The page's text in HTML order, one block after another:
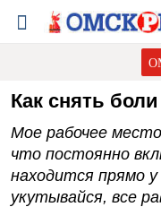
Как снять
Мое рабочее
что постоянно
находится прямо
укутывайся, все